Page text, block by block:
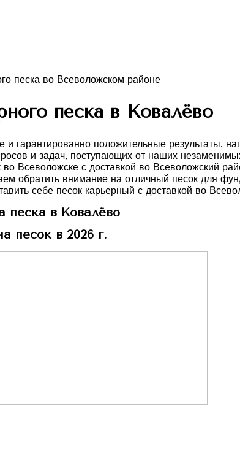
песка в Ковалёво
положительные результаты,
и задач, поступающих от наших
Всеволожске с доставкой во Всеволожский
обратить внимание на отличный песок для
себе песок карьерный с доставкой во
песка в Ковалёво
песок в 2026 г.